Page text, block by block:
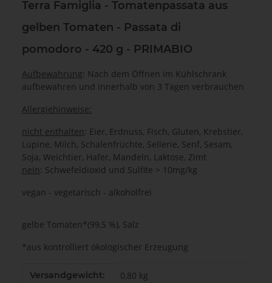
Terra Famiglia - Tomatenpassata aus
gelben Tomaten - Passata di
pomodoro - 420 g - PRIMABIO
Aufbewahrung: Nach dem Öffnen im Kühlschrank
aufbewahren und innerhalb von 3 Tagen verbrauchen
Allergiehinweise:
nicht enthalten: Eier, Erdnuss, Fisch, Gluten, Krebstier,
Lupine, Milch, Schalenfrüchte, Sellerie, Senf, Sesam,
Soja, Weichtier, Hafer, Mandeln, Laktose, Zimt
nein: Schwefeldioxid und Sulfite > 10mg/kg
vegan - vegetarisch - alkoholfrei
gelbe Tomaten*(99,5 %), Salz
*aus kontrolliert ökologischer Erzeugung
Produkteigenschaft
Wert
Versandgewicht: 0,80 kg